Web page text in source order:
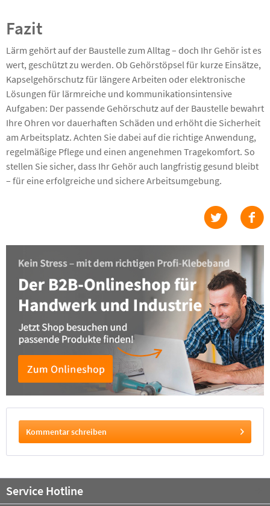
Fazit
Lärm gehört auf der Baustelle zum Alltag – doch Ihr Gehör ist es
wert, geschützt zu werden. Ob Gehörstöpsel für kurze Einsätze,
Kapselgehörschutz für längere Arbeiten oder elektronische
Lösungen für lärmreiche und kommunikationsintensive
Aufgaben: Der passende Gehörschutz auf der Baustelle bewahrt
Ihre Ohren vor dauerhaften Schäden und erhöht die Sicherheit
am Arbeitsplatz. Achten Sie dabei auf die richtige Anwendung,
regelmäßige Pflege und einen angenehmen Tragekomfort. So
stellen Sie sicher, dass Ihr Gehör auch langfristig gesund bleibt
– für eine erfolgreiche und sichere Arbeitsumgebung.
Kommentar schreiben
Service Hotline